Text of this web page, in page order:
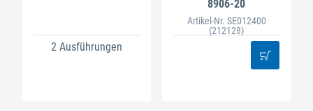
2 Ausführungen
8906-20
Artikel-Nr. SE012400
(212128)